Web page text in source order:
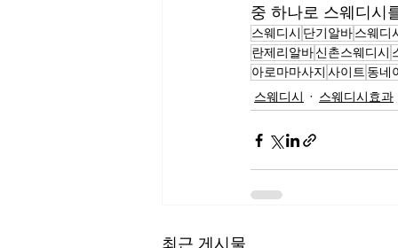
중 하나로 스웨디시
스웨디시 단기알바스웨디
란제리알바신촌스웨디시
아로마마사지 사이트 동네
스웨디시
스웨디시효과
최근 게시물